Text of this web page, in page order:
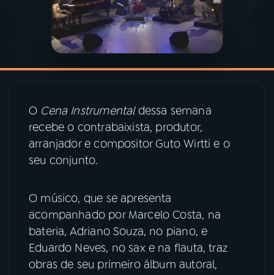
PROGRAMAS
PODCASTS
07ÚLTIMAS
08 PRÊMIO RÁDIO MEC
ACOMPANHE A RÁDIO MEC
YouTube Facebook
Instagram X
O Cena Instrumentaldessa semana
recebe o contrabaixista, produtor,
arranjador e compositor Guto Wirtti e o
seu conjunto.
O músico, que se apresenta
acompanhado por Marcelo Costa, na
bateria, Adriano Souza, no piano, e
Eduardo Neves, no sax e na flauta, traz
obras de seu primeiro álbum autoral,